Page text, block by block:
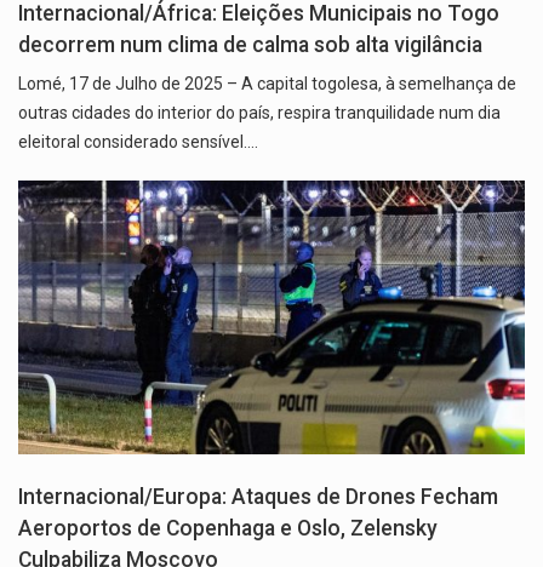
Internacional/África: Eleições Municipais no Togo
decorrem num clima de calma sob alta vigilância
Lomé, 17 de Julho de 2025 – A capital togolesa, à semelhança de
outras cidades do interior do país, respira tranquilidade num dia
eleitoral considerado sensível.…
Internacional/Europa: Ataques de Drones Fecham
Aeroportos de Copenhaga e Oslo, Zelensky
Culpabiliza Moscovo